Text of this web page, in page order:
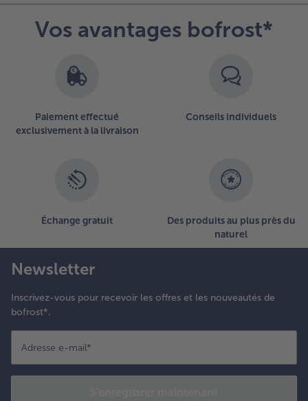
des
articles.Vos avantages bofrost*
Paiement effectué
exclusivement à la livraison
Conseils individuels
Échange gratuit
Des produits au plus près du
naturel
Newsletter
Inscrivez-vous pour recevoir les offres et les nouveautés de
bofrost*.
Adresse e-mail*